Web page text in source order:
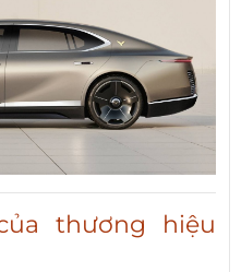
thương hiệu